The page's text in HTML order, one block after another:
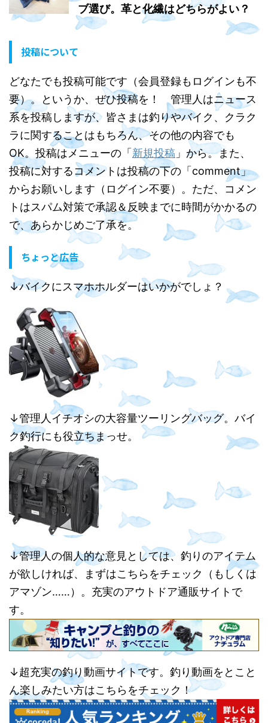
ブ選び。革と化繊はどちらがよい？
投稿について
どなたでも投稿可能です（会員登録もログインも不
要）。というか、ぜひ投稿を！ 管理人はニュース
系を投稿しますが、皆さまは釣りやバイク、クラク
ラに関することはもちろん、その他の内容でも
OK。投稿はメニューの「 新規投稿 」から。また、
投稿に対するコメントは投稿の下の「comment」
からお願いします（ログイン不要）。ただ、コメン
トはスパム対策で承認＆反映までに時間がかかるの
で、あらかじめご了承を。
ちょっと広告
↓バイクにスマホホルダーはいかがでしょ？
↓管理人イチオシの大容量ツーリングバッグ。バイ
ク釣行にも役立ちまっせ。
↓管理人の個人的な意見としては、釣りのアイテム
が欲しければ、まずはこちらをチェック（もしくは
アマゾン……）。充実のアウトドア通販サイトで
す。
↓超充実の釣り動画サイトです。釣り動画をとこと
ん楽しみたい方はこちらをチェック！